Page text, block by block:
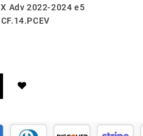
Adv 2022-2024 e5